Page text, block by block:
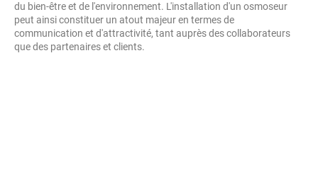
du bien-être et de l'environnement. L'installation d'un osmoseur
peut ainsi constituer un atout majeur en termes de
communication et d'attractivité, tant auprès des collaborateurs
que des partenaires et clients.